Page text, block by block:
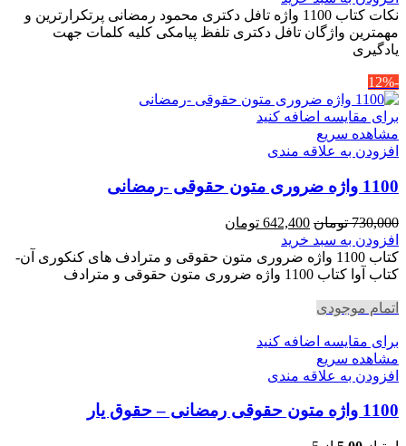
350,000 تومان
بود.
304,500 تومان
است.
نکات کتاب 1100 واژه تافل دکتری محمود رمضانی پرتکرارترین و
مهمترین واژگان تافل دکتری تلفظ پیامکی کلیه کلمات جهت
یادگیری
-12%
برای مقایسه اضافه کنید
مشاهده سریع
افزودن به علاقه مندی
1100 واژه ضروری متون حقوقی -رمضانی
730,000 تومان قیمت
اصلی
730,000 تومان
بود.
642,400 تومان
642,400 تومان
است.
افزودن به سبد خرید
کتاب 1100 واژه ضروری متون حقوقی و مترادف های کنکوری آن-
کتاب آوا کتاب 1100 واژه ضروری متون حقوقی و مترادف
اتمام موجودی
برای مقایسه اضافه کنید
مشاهده سریع
افزودن به علاقه مندی
1100 واژه متون حقوقی رمضانی – حقوق یار